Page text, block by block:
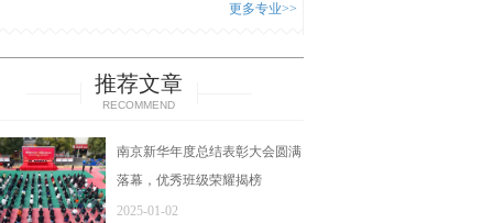
更多专业>>
推荐文章
RECOMMEND
南京新华年度总结表彰大会圆满
落幕，优秀班级荣耀揭榜
2025-01-02